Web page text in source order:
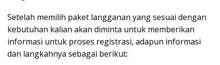
Setelah memilih paket langganan yang sesuai dengan
kebutuhan kalian akan diminta untuk memberikan
informasi untuk proses registrasi, adapun informasi
dan langkahnya sebagai berikut: